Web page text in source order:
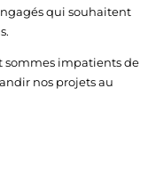
qui souhaitent
sommes impatients de
nos projets au